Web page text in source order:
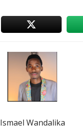
Ismael Wandalika